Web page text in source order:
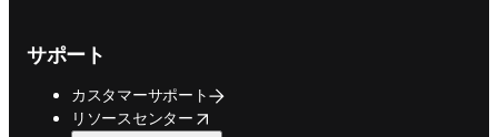
サポート
カスタマーサポート
リソースセンター
opens in new tab/window